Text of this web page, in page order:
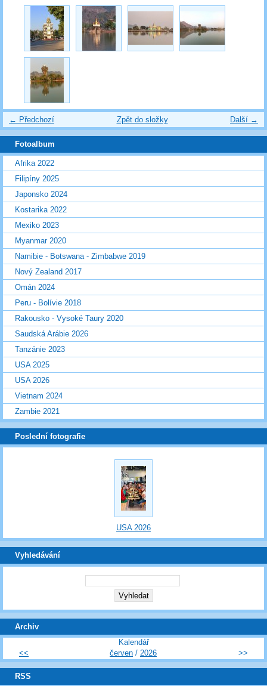
← Předchozí Další →
Zpět do složky
Fotoalbum
Afrika 2022
Filipíny 2025
Japonsko 2024
Kostarika 2022
Mexiko 2023
Myanmar 2020
Namibie - Botswana - Zimbabwe 2019
Nový Zealand 2017
Omán 2024
Peru - Bolívie 2018
Rakousko - Vysoké Taury 2020
Saudská Arábie 2026
Tanzánie 2023
USA 2025
USA 2026
Vietnam 2024
Zambie 2021
Poslední fotografie
USA 2026
Vyhledávání
Archiv
Kalendář
<<
červen / 2026 >>
RSS